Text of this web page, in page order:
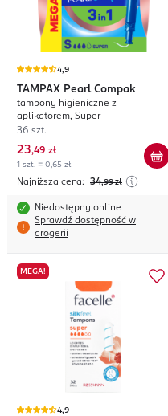
4,9
TAMPAX Pearl Compak
tampony higieniczne z
aplikatorem, Super
36 szt.
23,49 zł
1 szt. = 0,65 zł
Najniższa cena: 34,99 zł
Niedostępny online
Sprawdź dostępność w
drogerii
MEGA!
4,9